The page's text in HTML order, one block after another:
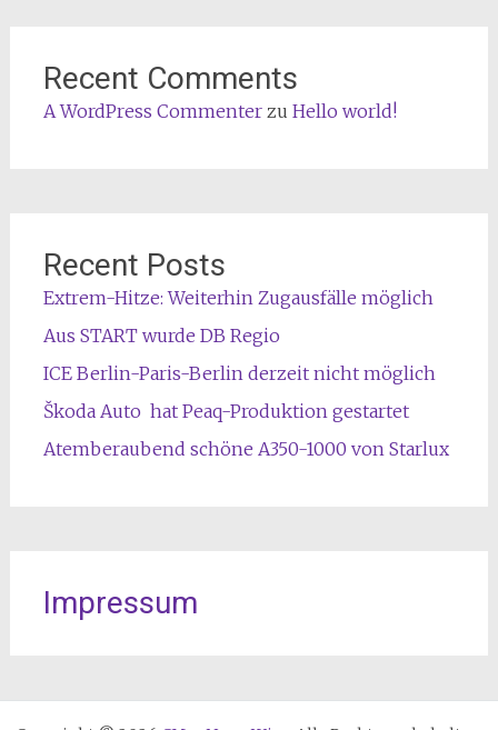
Recent Comments
A WordPress Commenterzu Hello world!
Recent Posts
Extrem-Hitze: Weiterhin Zugausfälle möglich
Aus START wurde DB Regio
ICE Berlin-Paris-Berlin derzeit nicht möglich
Škoda Auto hat Peaq-Produktion gestartet
Atemberaubend schöne A350-1000 von Starlux
Impressum